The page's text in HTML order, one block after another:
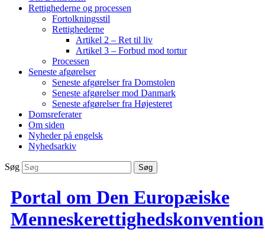
Rettighederne og processen
Fortolkningsstil
Rettighederne
Artikel 2 – Ret til liv
Artikel 3 – Forbud mod tortur
Processen
Seneste afgørelser
Seneste afgørelser fra Domstolen
Seneste afgørelser mod Danmark
Seneste afgørelser fra Højesteret
Domsreferater
Om siden
Nyheder på engelsk
Nyhedsarkiv
Søg
Portal om Den Europæiske
Menneskerettighedskonvention